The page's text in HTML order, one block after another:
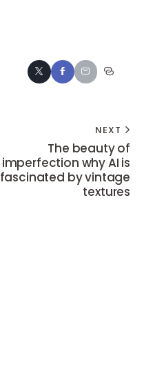
NEXT
The beauty of
imperfection why AI is
fascinated by vintage
textures